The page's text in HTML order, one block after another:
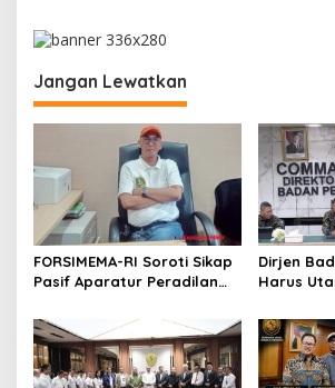
g
s
i
p
o
s
Jangan Lewatkan
FORSIMEMA-RI Soroti Sikap
Pasif Aparatur Peradilan
Diri Hanya Memperburuk
Citra Lembaga
Dirjen
Harus
Pribadi